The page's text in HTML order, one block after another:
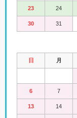
23 24
30 31
日 月
6 7
13 14